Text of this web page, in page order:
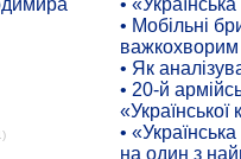
•
• Мобільні
• Як
• 20-й
•
на один з